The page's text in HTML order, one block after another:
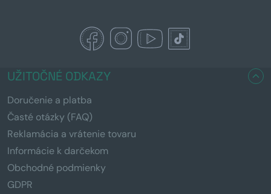
UŽITOČNÉ ODKAZY
Doručenie a platba
Časté otázky (FAQ)
Reklamácia a vrátenie tovaru
Informácie k darčekom
Obchodné podmienky
GDPR